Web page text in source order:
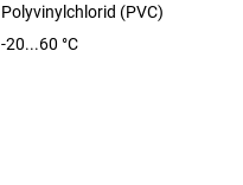
Polyvinylchlorid (PVC)
-20...60 °C